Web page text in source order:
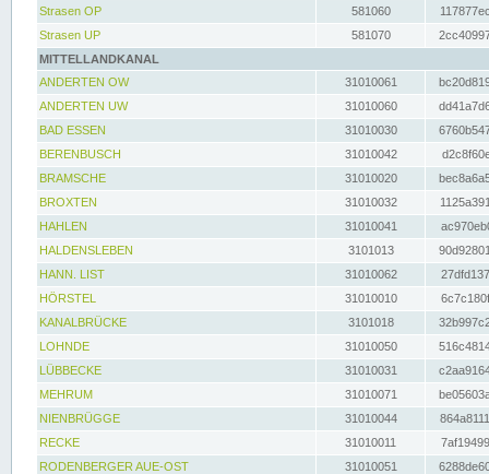
Strasen OP
581060
Strasen UP
581070
MITTELLANDKANAL
ANDERTEN OW
31010061
ANDERTEN UW
31010060
BAD ESSEN
31010030
BERENBUSCH
31010042
BRAMSCHE
31010020
BROXTEN
31010032
HAHLEN
31010041
HALDENSLEBEN
3101013
HANN. LIST
31010062
HÖRSTEL
31010010
KANALBRÜCKE
3101018
LOHNDE
31010050
LÜBBECKE
31010031
MEHRUM
31010071
NIENBRÜGGE
31010044
RECKE
31010011
RODENBERGER AUE-OST
31010051